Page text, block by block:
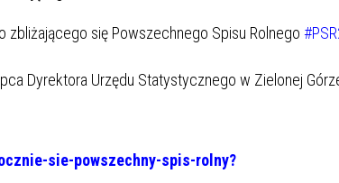
się Powszechnego Spisu Rolnego
Dyrektora Urzędu Statystycznego w Zielonej
sie-powszechny-spis-rolny?